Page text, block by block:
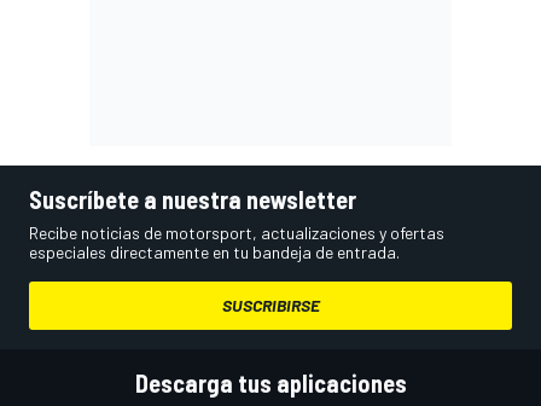
Suscríbete a nuestra newsletter
Recibe noticias de motorsport, actualizaciones y ofertas
especiales directamente en tu bandeja de entrada.
SUSCRIBIRSE
Descarga tus aplicaciones